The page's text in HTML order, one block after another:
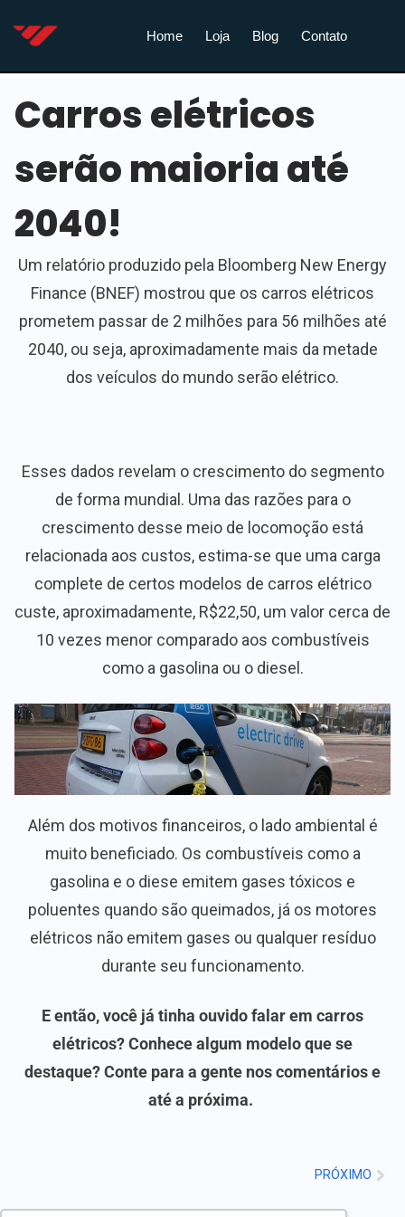
Home Loja Blog Contato
Carros elétricos
serão maioria até
2040!
Um relatório produzido pela Bloomberg New Energy
Finance (BNEF) mostrou que os carros elétricos
prometem passar de 2 milhões para 56 milhões até
2040, ou seja, aproximadamente mais da metade
dos veículos do mundo serão elétrico.
Esses dados revelam o crescimento do segmento
de forma mundial. Uma das razões para o
crescimento desse meio de locomoção está
relacionada aos custos, estima-se que uma carga
complete de certos modelos de carros elétrico
custe, aproximadamente, R$22,50, um valor cerca de
10 vezes menor comparado aos combustíveis
como a gasolina ou o diesel.
Além dos motivos financeiros, o lado ambiental é
muito beneficiado. Os combustíveis como a
gasolina e o diese emitem gases tóxicos e
poluentes quando são queimados, já os motores
elétricos não emitem gases ou qualquer resíduo
durante seu funcionamento.
E então, você já tinha ouvido falar em carros
elétricos? Conhece algum modelo que se
destaque? Conte para a gente nos comentários e
até a próxima.
PRÓXIMO